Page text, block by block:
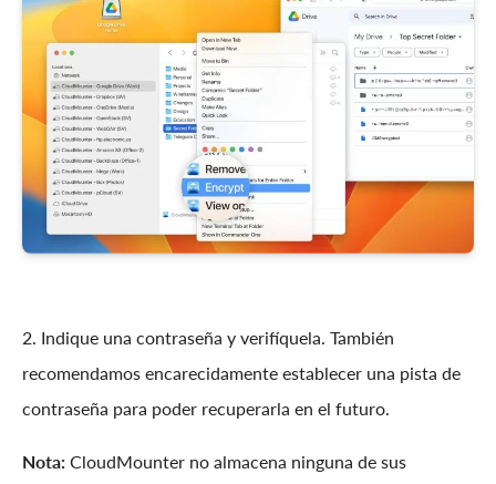
2. Indique una contraseña y verifíquela. También
recomendamos encarecidamente establecer una pista de
contraseña para poder recuperarla en el futuro.
Nota: CloudMounter no almacena ninguna de sus